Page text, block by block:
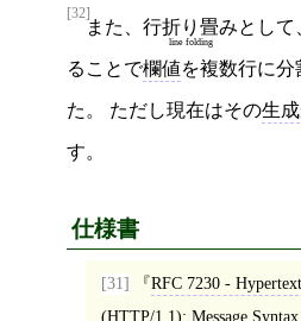
[32]
また、 行折り畳み
line folding
として
ることで欄値を複数行に
た。 ただし現在はその生成
す。
仕様書
[31]
RFC 7230 -
(HTTP/1.1): Message